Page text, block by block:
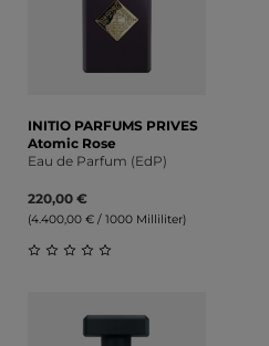
INITIO PARFUMS PRIVES
Atomic Rose
Eau de Parfum (EdP)
220,00 €
(4.400,00 € / 1000 Milliliter)